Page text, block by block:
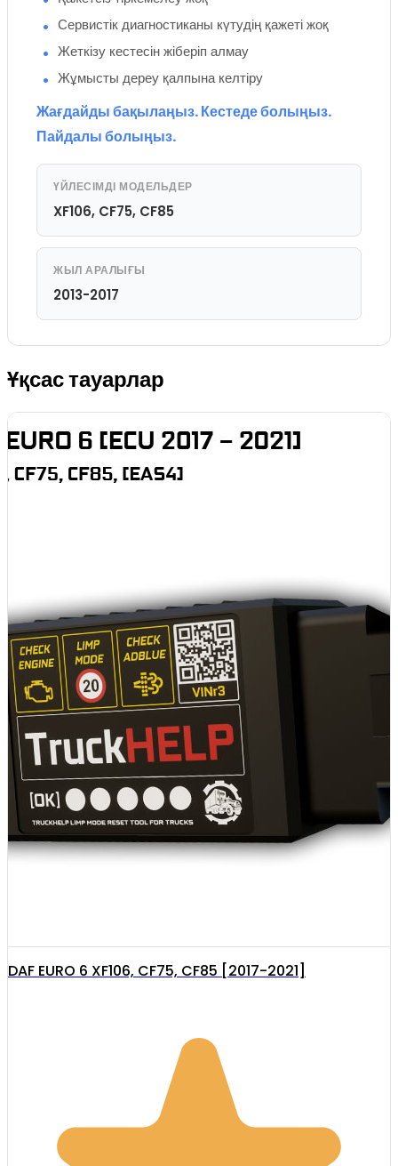
Сервистік диагностиканы күтудің қажеті жоқ
Жеткізу кестесін жіберіп алмау
Жұмысты дереу қалпына келтіру
Жағдайды бақылаңыз. Кестеде болыңыз.
Пайдалы болыңыз.
ҮЙЛЕСІМДІ МОДЕЛЬДЕР
XF106, CF75, CF85
ЖЫЛ АРАЛЫҒЫ
2013-2017
Ұқсас тауарлар
DAF EURO 6 XF106, CF75, CF85 [2017-2021]